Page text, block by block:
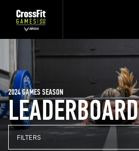
LEADERBOARD
2024 GAMES SEASON
FILTERS